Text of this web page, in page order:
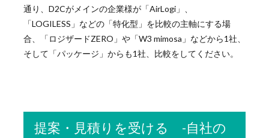
通り、D2Cがメインの企業様が「AirLogi」、
「LOGILESS」などの「特化型」を比較の主軸にする場
合、「ロジザードZERO」や「W3 mimosa」などから1社、
そして「パッケージ」からも1社、比較をしてください。
提案・見積りを受ける -自社の